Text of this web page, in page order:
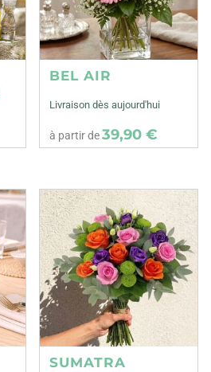
BEL AIR
Livraison dès aujourd'hui
à partir de39,90 €
SUMATRA